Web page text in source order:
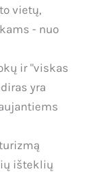
vietų,
- nuo
ir "viskas
yra
išteklių